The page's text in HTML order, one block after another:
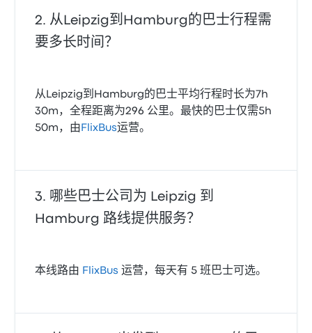
从Leipzig到Hamburg的巴士行程需
要多长时间？
从Leipzig到Hamburg的巴士平均行程时长为7h
30m，全程距离为296 公里。最快的巴士仅需5h
50m，由 FlixBus运营。
哪些巴士公司为 Leipzig 到
Hamburg 路线提供服务？
本线路由 FlixBus 运营，每天有 5 班巴士可选。